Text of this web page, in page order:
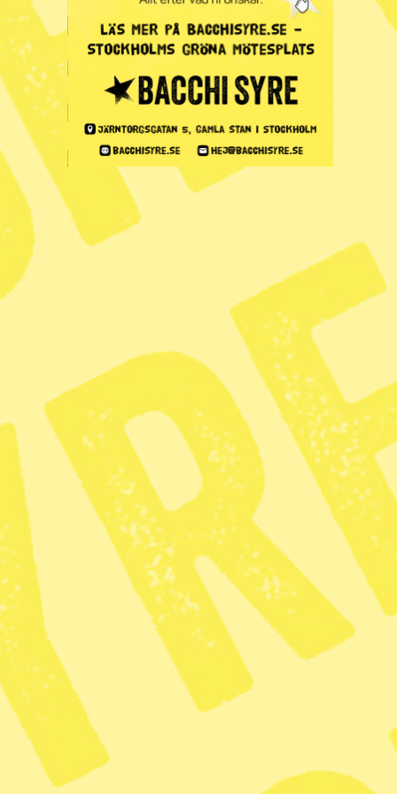
Sveriges koloniala arv: "I staden står
spöken från slaveriet"
Zoom
Prenumerera påSyre
Tipsa redaktionen
redaktionen@tidningensyre.se
Kundservice och support
Vanliga frågor
Mina sidor
Nyheter på ditt sätt
Nyhetsbrev